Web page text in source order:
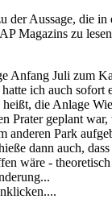
der Aussage, die
Magazins zu
Anfang Juli zum
ich auch sofort
heißt, die Anlage
Prater geplant
anderen Park
dann auch,
wäre -